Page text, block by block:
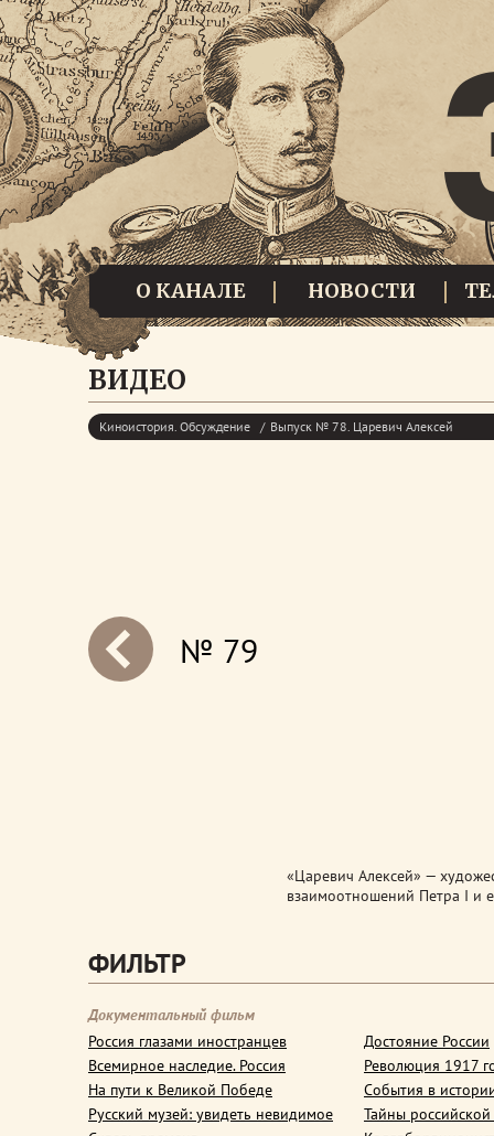
О КАНАЛЕ НОВОСТИ
ВИДЕО
Киноистория. Обсуждение Выпуск № 78. Царевич Алексей
№ 79
«Царевич Алексей» —
взаимоотношений Петра I и
ФИЛЬТР
Документальный фильм
Россия глазами иностранцев
Всемирное наследие. Россия
На пути к Великой Победе
Русский музей: увидеть невидимое
Достояние России
Революция 1917
События в
Тайны